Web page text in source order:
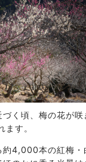
く頃、梅の花が
す。
約4,000本の紅梅・